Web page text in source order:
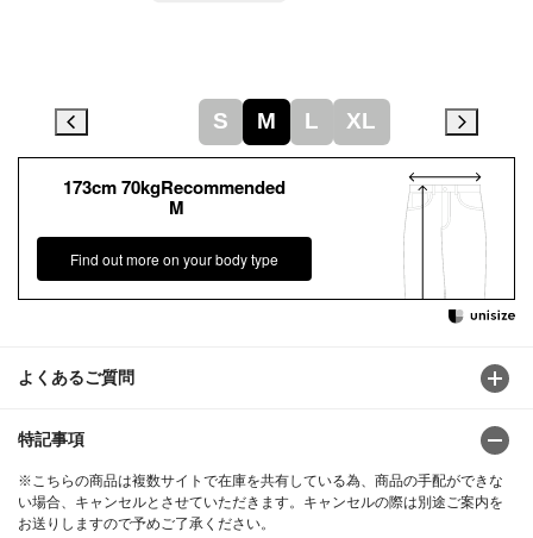
よくあるご質問
特記事項
※こちらの商品は複数サイトで在庫を共有している為、商品の手配ができな
い場合、キャンセルとさせていただきます。キャンセルの際は別途ご案内を
お送りしますので予めご了承ください。
173cm 70kgRecommended
M
Find out more on your body type
S M L XL